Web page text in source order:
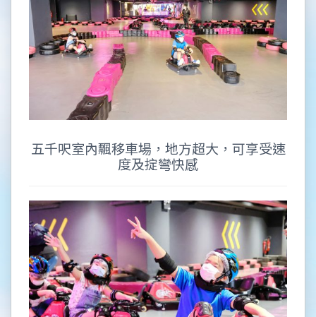
五千呎室內飄移車場，地方超大，可享受速
度及掟彎快感